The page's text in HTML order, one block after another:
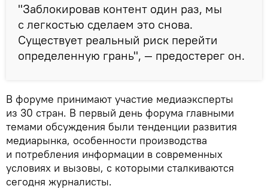
"Заблокировав контент один раз, мы
с легкостью сделаем это снова.
Существует реальный риск перейти
определенную грань", — предостерег он.
В форуме принимают участие медиаэксперты
из 30 стран. В первый день форума главными
темами обсуждения были тенденции развития
медиарынка, особенности производства
и потребления информации в современных
условиях и вызовы, с которыми сталкиваются
сегодня журналисты.